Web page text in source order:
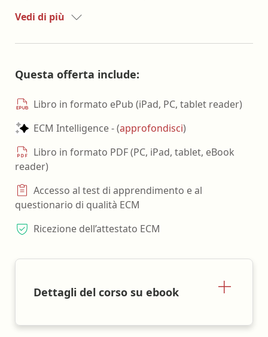
Vedi di più
Questa offerta include:
Libro in formato ePub (iPad, PC, tablet reader)
ECM Intelligence - (approfondisci)
Libro in formato PDF (PC, iPad, tablet, eBook
reader)
Accesso al test di apprendimento e al
questionario di qualità ECM
Ricezione dell’attestato ECM
Dettagli del corso su ebook